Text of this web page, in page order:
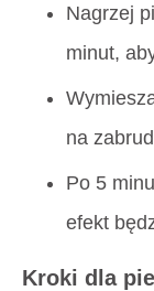
Nagrzej
minut,
na
Po 5
efekt
Kroki dla